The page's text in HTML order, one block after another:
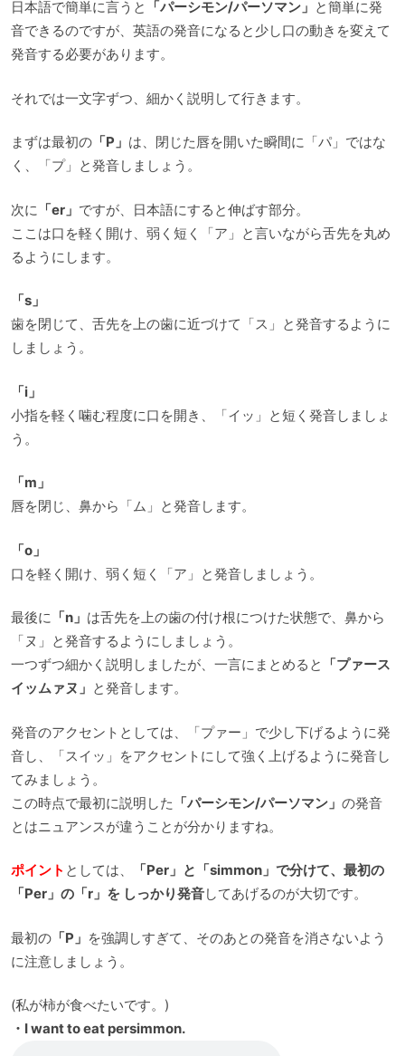
日本語で簡単に言うと 「パーシモン/パーソマン」 と簡単に発
音できるのですが、英語の発音になると少し口の動きを変えて
発音する必要があります。
それでは一文字ずつ、細かく説明して行きます。
まずは最初の「P」 は、閉じた唇を開いた瞬間に「パ」ではな
く、「プ」と発音しましょう。
次に 「er」 ですが、日本語にすると伸ばす部分。
ここは口を軽く開け、弱く短く「ア」と言いながら舌先を丸め
るようにします。
「s」
歯を閉じて、舌先を上の歯に近づけて「ス」と発音するように
しましょう。
「i」
小指を軽く噛む程度に口を開き、「イッ」と短く発音しましょ
う。
「m」
唇を閉じ、鼻から「ム」と発音します。
「o」
口を軽く開け、弱く短く「ア」と発音しましょう。
最後に 「n」 は舌先を上の歯の付け根につけた状態で、鼻から
「ヌ」と発音するようにしましょう。
一つずつ細かく説明しましたが、一言にまとめると
「プァース
イッムァヌ」 と発音します。
発音のアクセントとしては、「プァー」で少し下げるように発
音し、「スイッ」をアクセントにして強く上げるように発音し
てみましょう。
この時点で最初に説明した 「パーシモン/パーソマン」 の発音
とはニュアンスが違うことが分かりますね。
ポイント としては、
「Per」と「simmon」で分けて、最初の
「Per」の「r」を しっかり発音してあげるのが大切です。
最初の「P」 を強調しすぎて、そのあとの発音を消さないよう
に注意しましょう。
(私が柿が食べたいです。)
・I want to eat persimmon.